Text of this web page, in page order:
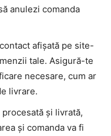
anulezi comanda
afișată pe site-
tale. Asigură-te
necesare, cum ar
livrare.
și livrată,
și comanda va fi